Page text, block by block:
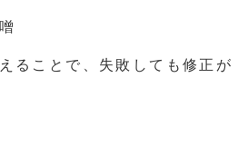
ることで、失敗しても修正が